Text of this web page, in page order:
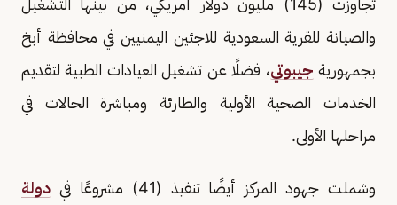
تجاوزت (145) مليون دولار أمريكي، من بينها التشغيل
والصيانة للقرية السعودية للاجئين اليمنيين في محافظة أبخ
بجمهورية جيبوتي، فضلًا عن تشغيل العيادات الطبية لتقديم
الخدمات الصحية الأولية والطارئة ومباشرة الحالات في
مراحلها الأولى.
وشملت جهود المركز أيضًا تنفيذ (41) مشروعًا في
دولة